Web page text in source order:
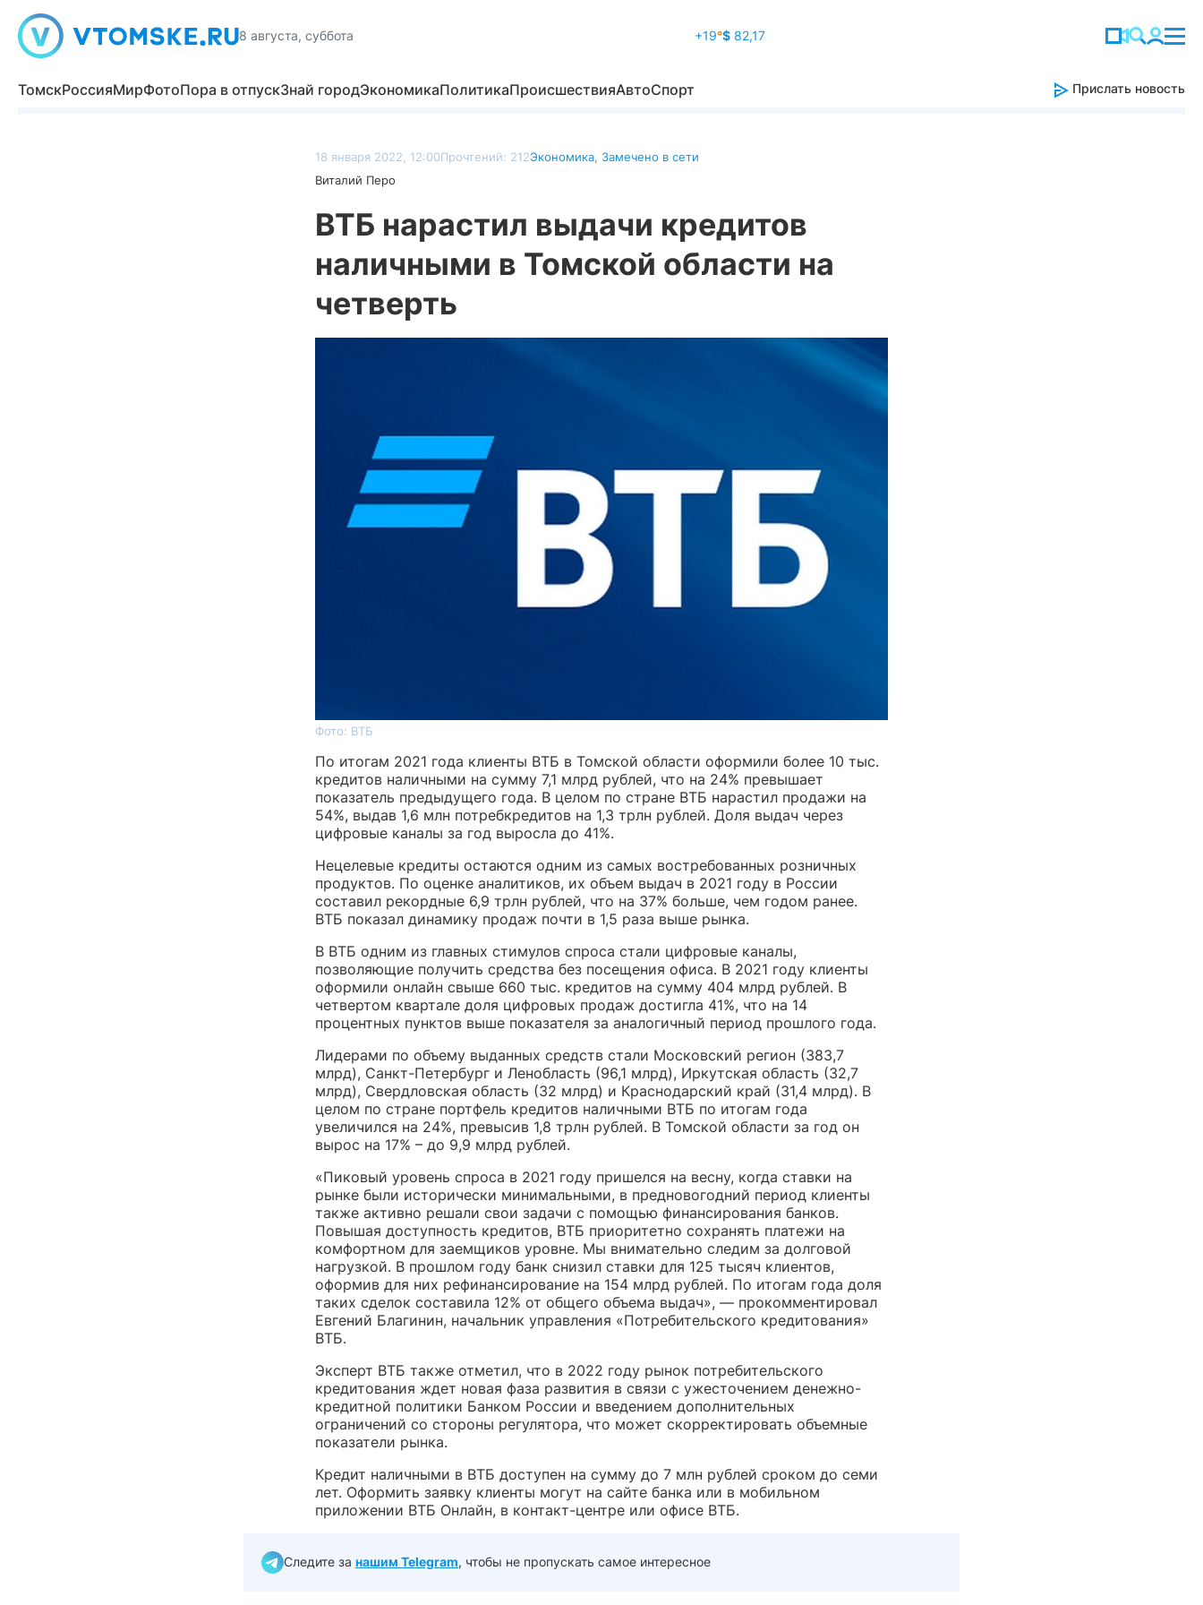
8 августа, суббота +19°$82,17
ТомскРоссияМирФотоПора в отпускЗнай городЭкономикаПолитикаПроисшествияАвтоСпорт Прислать новость
18 января 2022, 12:00Прочтений: 212Экономика, Замечено в сети
Виталий Перо
ВТБ нарастил выдачи кредитов
наличными в Томской области на
четверть
Фото: ВТБ
По итогам 2021 года клиенты ВТБ в Томской области оформили более 10 тыс.
кредитов наличными на сумму 7,1 млрд рублей, что на 24% превышает
показатель предыдущего года. В целом по стране ВТБ нарастил продажи на
54%, выдав 1,6 млн потребкредитов на 1,3 трлн рублей. Доля выдач через
цифровые каналы за год выросла до 41%.
Нецелевые кредиты остаются одним из самых востребованных розничных
продуктов. По оценке аналитиков, их объем выдач в 2021 году в России
составил рекордные 6,9 трлн рублей, что на 37% больше, чем годом ранее.
ВТБ показал динамику продаж почти в 1,5 раза выше рынка.
В ВТБ одним из главных стимулов спроса стали цифровые каналы,
позволяющие получить средства без посещения офиса. В 2021 году клиенты
оформили онлайн свыше 660 тыс. кредитов на сумму 404 млрд рублей. В
четвертом квартале доля цифровых продаж достигла 41%, что на 14
процентных пунктов выше показателя за аналогичный период прошлого года.
Лидерами по объему выданных средств стали Московский регион (383,7
млрд), Санкт-Петербург и Ленобласть (96,1 млрд), Иркутская область (32,7
млрд), Свердловская область (32 млрд) и Краснодарский край (31,4 млрд). В
целом по стране портфель кредитов наличными ВТБ по итогам года
увеличился на 24%, превысив 1,8 трлн рублей. В Томской области за год он
вырос на 17% – до 9,9 млрд рублей.
«Пиковый уровень спроса в 2021 году пришелся на весну, когда ставки на
рынке были исторически минимальными, в предновогодний период клиенты
также активно решали свои задачи с помощью финансирования банков.
Повышая доступность кредитов, ВТБ приоритетно сохранять платежи на
комфортном для заемщиков уровне. Мы внимательно следим за долговой
нагрузкой. В прошлом году банк снизил ставки для 125 тысяч клиентов,
оформив для них рефинансирование на 154 млрд рублей. По итогам года доля
таких сделок составила 12% от общего объема выдач», — прокомментировал
Евгений Благинин, начальник управления «Потребительского кредитования»
ВТБ.
Эксперт ВТБ также отметил, что в 2022 году рынок потребительского
кредитования ждет новая фаза развития в связи с ужесточением денежно-
кредитной политики Банком России и введением дополнительных
ограничений со стороны регулятора, что может скорректировать объемные
показатели рынка.
Кредит наличными в ВТБ доступен на сумму до 7 млн рублей сроком до семи
лет. Оформить заявку клиенты могут на сайте банка или в мобильном
приложении ВТБ Онлайн, в контакт-центре или офисе ВТБ.
Следите за нашим Telegram, чтобы не пропускать самое интересное